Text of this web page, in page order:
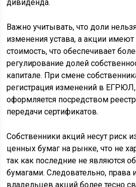
дивиденда.
Важно учитывать, что доли
изменения устава, а акции
стоимость, что обеспечивает
регулирование долей
капитале. При смене
регистрация изменений в
оформляется посредством
передачи сертификатов.
Собственники акций несут риск
ценных бумаг на рынке, что не
так как последние не являются
бумагами. Следовательно, права
владельцев акций более тесно